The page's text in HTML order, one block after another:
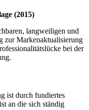
(2015)
langweiligen und
zur Markenaktualisierung
bei der
ist durch fundiertes
an die sich ständig